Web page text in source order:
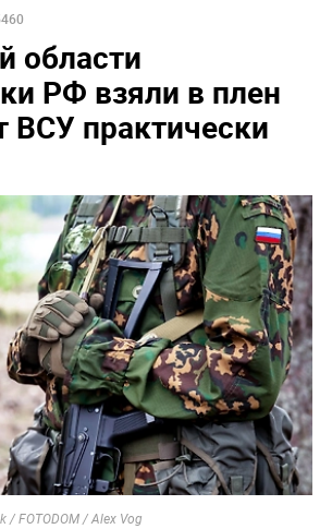
области
РФ взяли в плен
ВСУ практически
FOTODOM / Alex Vog